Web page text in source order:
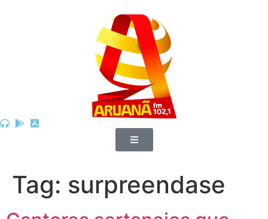
Tag: surpreendase